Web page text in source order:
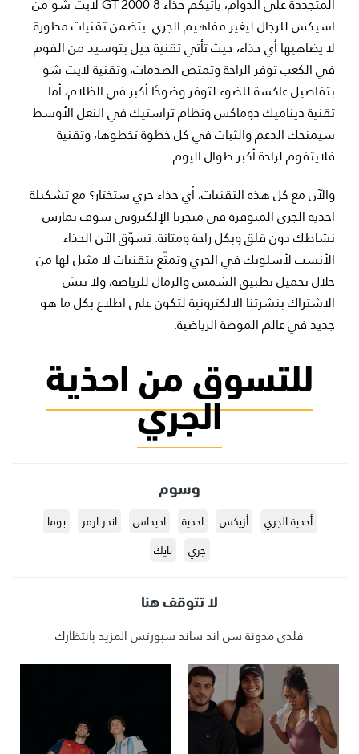
اسيكس للرجال ليغير مفاهيم الجري. يتضمن تقنيات مطورة
لا يضاهيها أي حذاء، حيث تأتي تقنية جيل بتوسيد من الفوم
في الكعب توفر الراحة وتمتص الصدمات، وتقنية لايت-شو
بتفاصيل عاكسة للضوء لتوفر وضوحًا أكبر في الظلام، أما
تقنية ديناميك دوماكس ونظام تراستيك في النعل الأوسط
سيمنحك الدعم والثبات في كل خطوة تخطوها، وتقنية
فلايتفوم لراحة أكبر طوال اليوم.
والآن مع كل هذه التقنيات، أي حذاء جري ستختار؟ مع تشكيلة
احذية الجري المتوفرة في متجرنا الإلكتروني سوف تمارس
نشاطك دون قلق وبكل راحة ومتانة. تسوّق الآن الحذاء
الأنسب لأسلوبك في الجري وتمتّع بتقنيات لا مثيل لها من
خلال تحميل تطبيق الشمس والرمال للرياضة، ولا تنسَ
الاشتراك بنشرتنا الالكترونية لتكون على اطلاع بكل ما هو
جديد في عالم الموضة الرياضية.
للتسوق من احذية
الجري
وسوم
أحذية الجري أزيكس احذية اديداس اندر ارمر
بوما
جري
نايك
لا تتوقف هنا
فلدى مدونة سن اند ساند سبورتس المزيد بانتظارك